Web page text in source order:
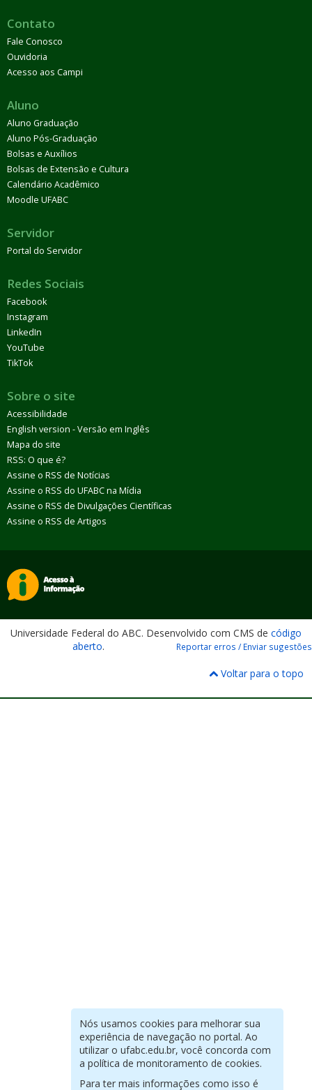
Nós usamos cookies para melhorar sua
experiência de navegação no portal. Ao
utilizar o ufabc.edu.br, você concorda com
a política de monitoramento de cookies.
Para ter mais informações como isso é
Contato
Fale Conosco
Ouvidoria
Acesso aos Campi
Aluno
Aluno Graduação
Aluno Pós-Graduação
Bolsas e Auxílios
Bolsas de Extensão e Cultura
Calendário Acadêmico
Moodle UFABC
Servidor
Portal do Servidor
Redes Sociais
Facebook
Instagram
LinkedIn
YouTube
TikTok
Sobre o site
Acessibilidade
English version - Versão em Inglês
Mapa do site
RSS: O que é?
Assine o RSS de Notícias
Assine o RSS do UFABC na Mídia
Assine o RSS de Divulgações Científicas
Assine o RSS de Artigos
Universidade Federal do ABC. Desenvolvido com CMS de código
aberto. Reportar erros / Enviar sugestões
Voltar para o topo